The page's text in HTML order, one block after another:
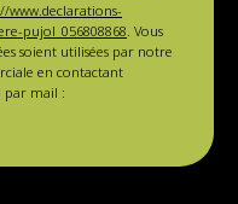
www.declarations-
pujol_056808868. Vous
soient utilisées par notre
en contactant
par mail :